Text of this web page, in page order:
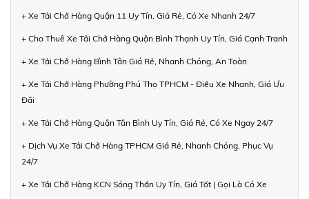
+ Xe Tải Chở Hàng Quận 11 Uy Tín, Giá Rẻ, Có Xe Nhanh 24/7
+ Cho Thuê Xe Tải Chở Hàng Quận Bình Thạnh Uy Tín, Giá Cạnh Tranh
+ Xe Tải Chở Hàng Bình Tân Giá Rẻ, Nhanh Chóng, An Toàn
+ Xe Tải Chở Hàng Phường Phú Thọ TPHCM - Điều Xe Nhanh, Giá Ưu
Đãi
+ Xe Tải Chở Hàng Quận Tân Bình Uy Tín, Giá Rẻ, Có Xe Ngay 24/7
+ Dịch Vụ Xe Tải Chở Hàng TPHCM Giá Rẻ, Nhanh Chóng, Phục Vụ
24/7
+ Xe Tải Chở Hàng KCN Sóng Thần Uy Tín, Giá Tốt | Gọi Là Có Xe